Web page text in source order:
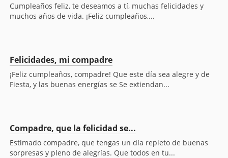
Cumpleaños feliz, te deseamos a tí, muchas felicidades y
muchos años de vida. ¡Feliz cumpleaños,...
Felicidades, mi compadre
¡Feliz cumpleaños, compadre! Que este día sea alegre y de
Fiesta, y las buenas energías se Se extiendan...
Compadre, que la felicidad se...
Estimado compadre, que tengas un día repleto de buenas
sorpresas y pleno de alegrías. Que todos en tu...